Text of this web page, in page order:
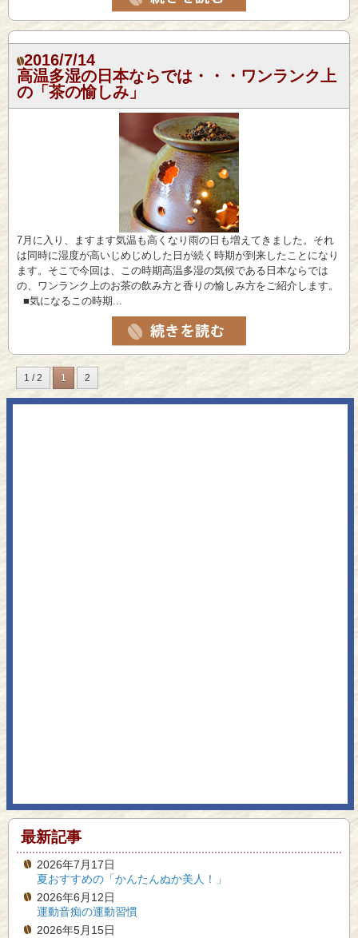
2016/7/14
高温多湿の日本ならでは・・・ワンランク上
の「茶の愉しみ」
7月に入り、ますます気温も高くなり雨の日も増えてきました。それ
は同時に湿度が高いじめじめした日が続く時期が到来したことになり
ます。そこで今回は、この時期高温多湿の気候である日本ならでは
の、ワンランク上のお茶の飲み方と香りの愉しみ方をご紹介します。
■気になるこの時期...
1 / 2 1 2
最新記事
2026年7月17日
夏おすすめの「かんたんぬか美人！」
2026年6月12日
運動音痴の運動習慣
2026年5月15日